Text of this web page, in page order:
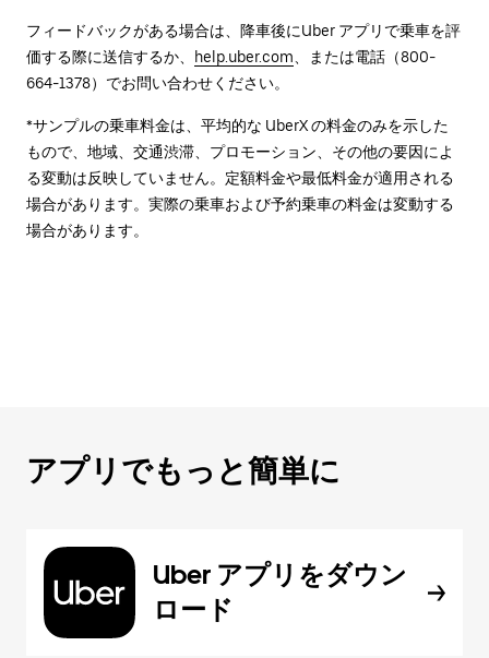
フィードバックがある場合は、降車後に⁠Uber アプリで乗車を評
価する際に送信するか、
help.uber.com 、または電話（800-
664-1378）でお問い合わせください。
*サンプルの乗車料金は、平均的な UberX の料金のみを示した
もので、地域、交通渋滞、プロモーション、その他の要因によ
る変動は反映していません。定額料金や最低料金が適用される
場合があります。実際の乗車および予約乗車の料金は変動する
場合があります。
アプリでもっと簡単に
Uber アプリをダウン
ロード